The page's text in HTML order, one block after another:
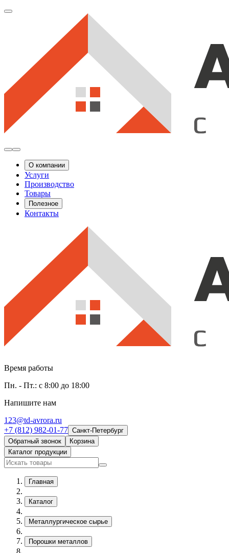
О компании
Услуги
Производство
Товары
Полезное
Контакты
Время работы
Пн. - Пт.: с 8:00 до 18:00
Напишите нам
123@td-avrora.ru
+7 (812) 982-01-77 Санкт-Петербург
Обратный звонок
Корзина
Каталог продукции
Главная
Каталог
Металлургическое сырье
Порошки металлов